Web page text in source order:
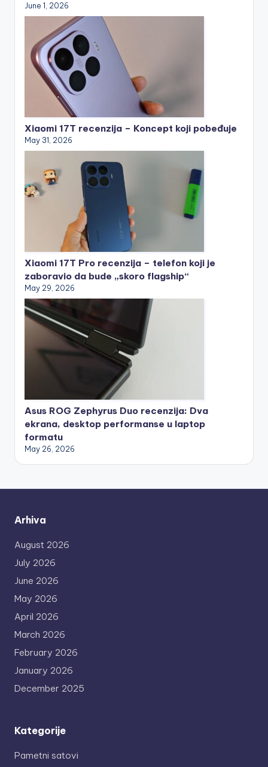
June 1, 2026
Xiaomi 17T recenzija – Koncept koji pobeđuje
May 31, 2026
Xiaomi 17T Pro recenzija – telefon koji je
zaboravio da bude „skoro flagship“
May 29, 2026
Asus ROG Zephyrus Duo recenzija: Dva
ekrana, desktop performanse u laptop
formatu
May 26, 2026
Arhiva
August 2026
July 2026
June 2026
May 2026
April 2026
March 2026
February 2026
January 2026
December 2025
Kategorije
Pametni satovi